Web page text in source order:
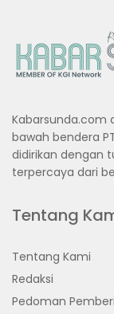
Kabarsunda.com
bawah bendera
didirikan dengan
terpercaya dari
Tentang
Tentang Kami
Redaksi
Pedoman